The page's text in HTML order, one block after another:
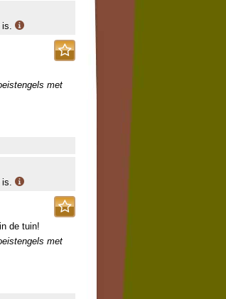
met
de tuin!
met